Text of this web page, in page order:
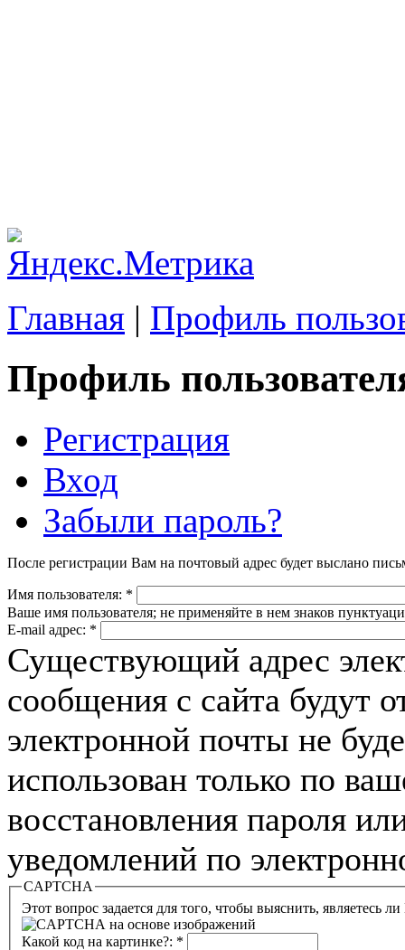
Главная | Профиль
Профиль
Регистрация
Вход
Забыли пароль?
После регистрации Вам на почтовый адрес будет выслано
Имя пользователя: *
Ваше имя пользователя; не применяйте в нем знаков
E-mail адрес: *
Существующий адрес
сообщения с сайта будут
электронной почты не
использован только по
восстановления пароля
уведомлений по
CAPTCHA
Какой код на картинке?: *